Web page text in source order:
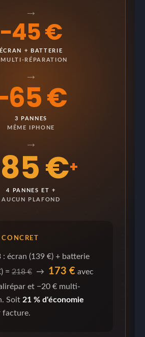
→
−45 €
ÉCRAN + BATTERIE
RÉPARATION
→
€
3 PANNES
MÊME IPHONE
→
€+
4 PANNES ET +
AUCUN PLAFOND
: écran (139 €) + batterie
= 218 € → 173 € avec
et −20 € multi-
Soit 21 % d'économie
facture.